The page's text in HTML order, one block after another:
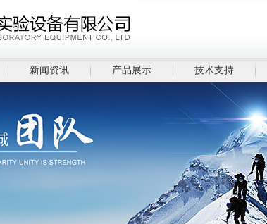
新闻资讯 产品展示 技术支持